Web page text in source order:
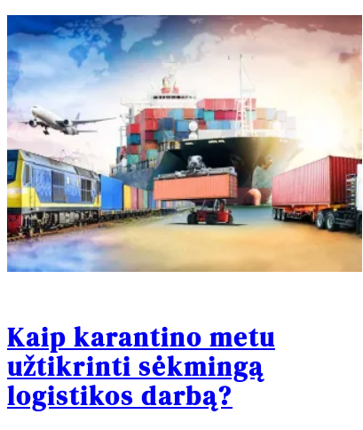
Kaip karantino metu
užtikrinti sėkmingą
logistikos darbą?